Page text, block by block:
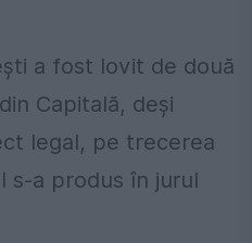
a fost lovit de două
Capitală, deși
legal, pe trecerea
s-a produs în jurul